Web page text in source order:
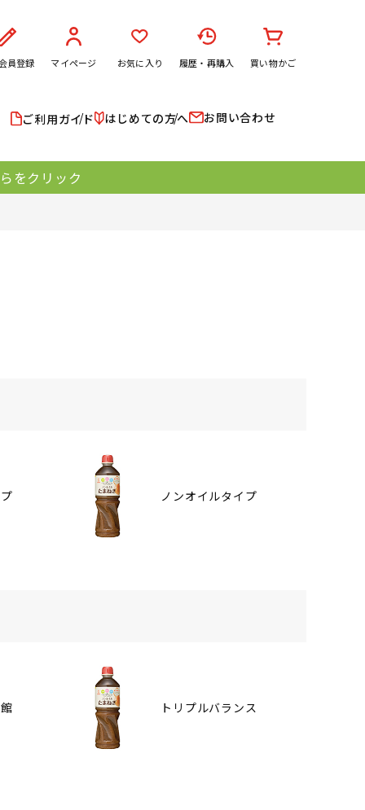
員登録 マイページ お気に入り 履歴・再購入 買い物かご
ご利用ガイド はじめての方へ お問い合わせ
をクリック
ノンオイルタイプ
トリプルバランス